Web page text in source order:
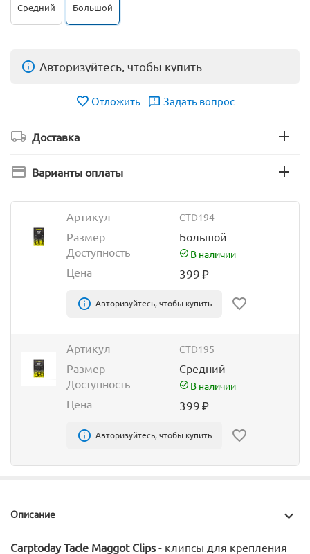
Средний Большой
Авторизуйтесь, чтобы купить
Отложить Задать вопрос
Доставка
Варианты оплаты
Артикул CTD194
Размер
Большой
Доступность
В наличии
Цена 399₽
Авторизуйтесь, чтобы купить
Артикул CTD195
Размер
Средний
Доступность
В наличии
Цена 399₽
Авторизуйтесь, чтобы купить
Описание
Carptoday Tacle Maggot Clips - клипсы для крепления